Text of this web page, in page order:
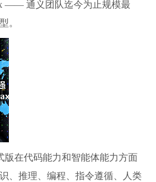
—— 通义团队迄今为止规模最
。
版在代码能力和智能体能力方面
、推理、编程、指令遵循、人类